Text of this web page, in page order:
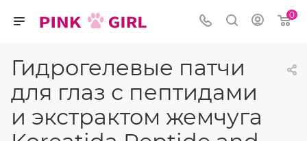
0
Гидрогелевые патчи
для глаз с пептидами
и экстрактом жемчуга